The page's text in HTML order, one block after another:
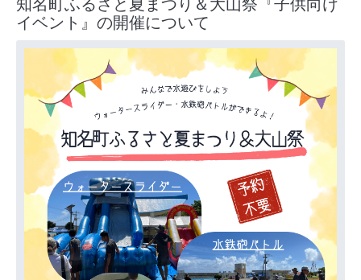
知名町ふるさと夏まつり＆大山祭『子供向け
イベント』の開催について